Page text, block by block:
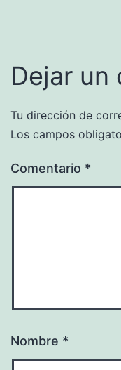
Dejar un
Tu dirección de
Los campos
Comentario *
Nombre *